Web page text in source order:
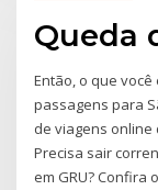
Queda
Então, o que
passagens para
de viagens online
Precisa sair
em GRU?